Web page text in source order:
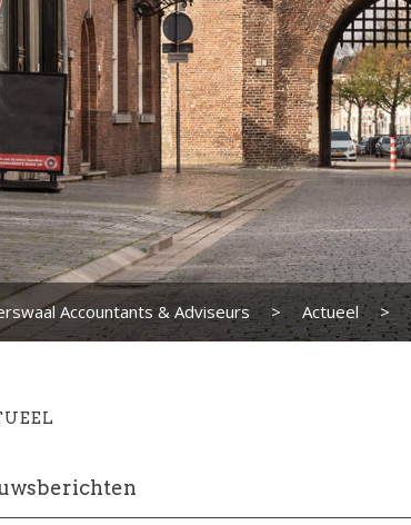
Accountants & Adviseurs > Actueel >